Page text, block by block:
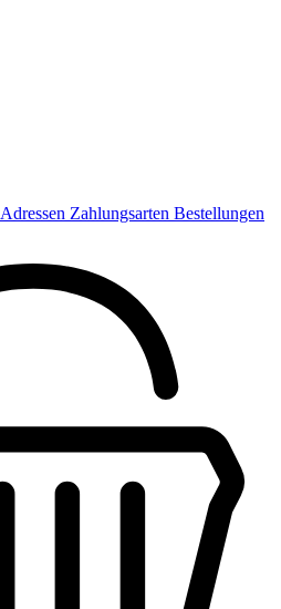
Adressen Zahlungsarten Bestellungen